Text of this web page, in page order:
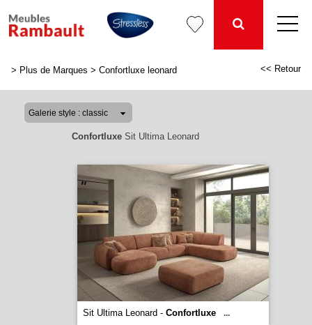
> Plus de Marques > Confortluxe leonard << Retour
ConfortluxeSit Ultima Leonard
Sit Ultima Leonard - Confortluxe ...